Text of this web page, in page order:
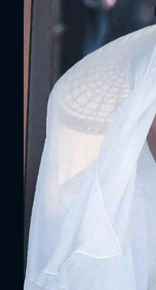
FACEBOOK